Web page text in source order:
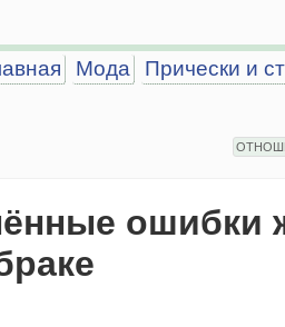
Мода Прически и
ошибки